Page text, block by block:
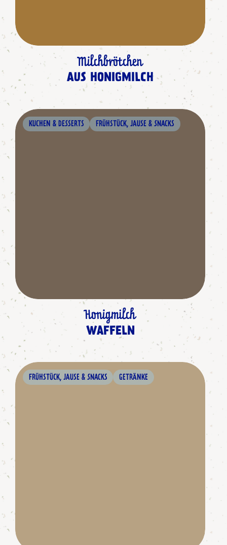
Milchbrötchen
AUS HONIGMILCH
KUCHEN & DESSERTS FRÜHSTÜCK, JAUSE & SNACKS
Honigmilch
WAFFELN
FRÜHSTÜCK, JAUSE & SNACKS GETRÄNKE